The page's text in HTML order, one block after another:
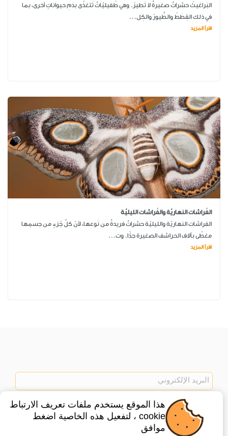
البَراغيثُ حشراتٌ صغيرةٌ لا تَطيرُ. وهي طُفيليّاتٌ تَتغذّى بدَمِ حيواناتٍ أخرى، بما
في ذلك القِطَطُ والطُّيورُ والكِل...
اقرأ المزيد
الفَراشات النهاريّة والفَراشات الليليّة
الفراشات النهاريّة والليليّة حشراتٌ فريدةٌ من نَوعها، لأنّ كلَّ جُزءٍ من جسمِها
مغطّى بآلاف الحراشف الصغيرة جدًّا. وت...
اقرأ المزيد
اشتراك
هذا الموقع يستخدم ملفات تعريف الارتباط
cookie ، لتفعيل هذه الخاصية اضغط
موافق